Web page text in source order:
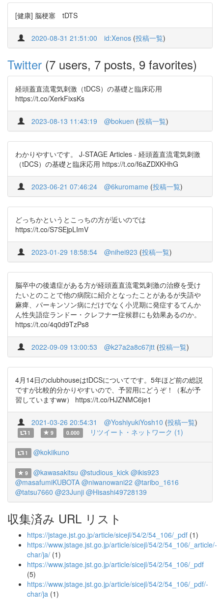
[健康] 脳梗塞 tDTS
2020-08-31 21:51:00 id:Xenos (投稿一覧)
Twitter (7 users, 7 posts, 9 favorites)
経頭蓋直流電気刺激（tDCS）の基礎と臨床応用
https://t.co/XerkFixsKs
2023-08-13 11:43:19 @bokuen (投稿一覧)
わかりやすいです。 J-STAGE Articles - 経頭蓋直流電気刺激
（tDCS）の基礎と臨床応用 https://t.co/f6aZDXKHhG
2023-06-21 07:46:24 @6kuromame (投稿一覧)
どっちかというとこっちの方が近いのでは
https://t.co/S7SEjpLImV
2023-01-29 18:58:54 @nihei923 (投稿一覧)
脳卒中の後遺症がある方が経頭蓋直流電気刺激の治療を受け
たいとのことで他の病院に紹介となったことがあるが失語や
麻痺、パーキンソン病にだけでなく小児期に発症するてんか
ん性失語症ランドー・クレフナー症候群にも効果あるのか。
https://t.co/4q0d9TzPs8
2022-09-09 13:00:53 @k27a2a8c67jtt (投稿一覧)
4月14日のclubhouseはtDCSについてです。5年ほど前の総説
ですが比較的分かりやすいので、予習用にどうぞ！（私が予
習していますww） https://t.co/HJZNMC6je1
2021-03-26 20:54:31 @YoshiyukiYosh10 (投稿一覧)
1 9 0.000 リツイート・ネットワーク (1)
1 @kokiikuno
9 @kawasakitsu @studious_kick @ikis923
@masafumiKUBOTA @niwanowani22 @taribo_1616
@tatsu7660 @23Junji @Hisashi49728139
収集済み URL リスト
https://jstage.jst.go.jp/article/sicejl/54/2/54_106/_pdf (1)
https://www.jstage.jst.go.jp/article/sicejl/54/2/54_106/_article/-
char/ja/ (1)
https://www.jstage.jst.go.jp/article/sicejl/54/2/54_106/_pdf
(5)
https://www.jstage.jst.go.jp/article/sicejl/54/2/54_106/_pdf/-
char/ja (1)